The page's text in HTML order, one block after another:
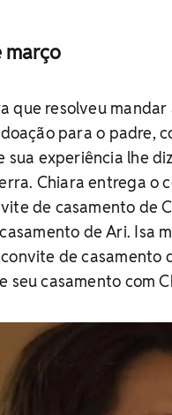
março
que resolveu
para o padre,
sua experiência lhe
Chiara entrega o
de casamento de
de Ari. Isa
de casamento
seu casamento com